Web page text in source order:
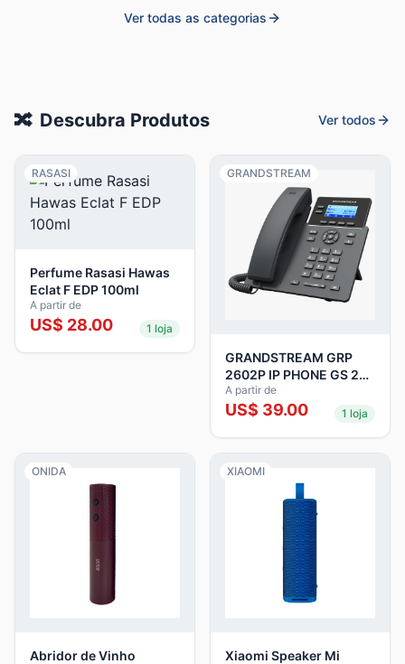
Ver todas as categorias
🔀 Descubra Produtos Ver todos
RASASI
Perfume Rasasi Hawas
Eclat F EDP 100ml
A partir de
US$ 28.00 1 loja
GRANDSTREAM
GRANDSTREAM GRP
2602P IP PHONE GS 2
LINES *POE*
A partir de
US$ 39.00 1 loja
ONIDA
Abridor de Vinho
XIAOMI
Xiaomi Speaker Mi